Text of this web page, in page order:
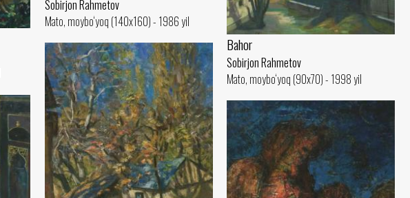
Sobirjon Rahmetov
Mato, moybo‘yoq (140x160) - 1986 yil
Bahor
Sobirjon Rahmetov
Mato, moybo‘yoq (90x70) - 1998 yil